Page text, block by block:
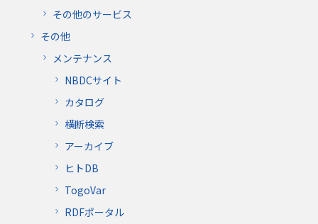
その他のサービス
その他
メンテナンス
NBDCサイト
カタログ
横断検索
アーカイブ
ヒトDB
TogoVar
RDFポータル